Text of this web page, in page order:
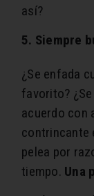
así?
5. Siempre
¿Se enfada
favorito?
acuerdo con
contrincante
pelea por
tiempo. Una